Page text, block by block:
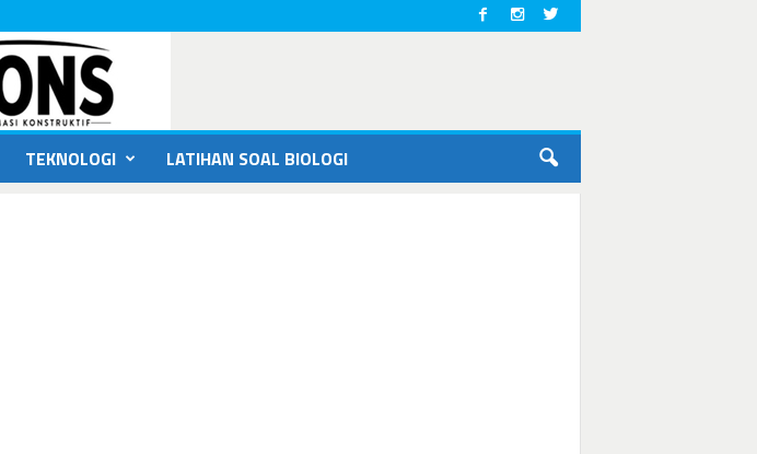
TEKNOLOGI LATIHAN SOAL BIOLOGI